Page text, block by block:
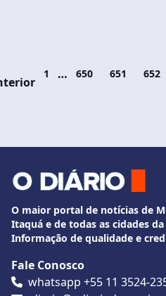
1 … 650 651 652
O maior portal de notícias de
Itaquá e de todas as cidades
Informação de qualidade e
Fale Conosco
whatsapp +55 11 3524-